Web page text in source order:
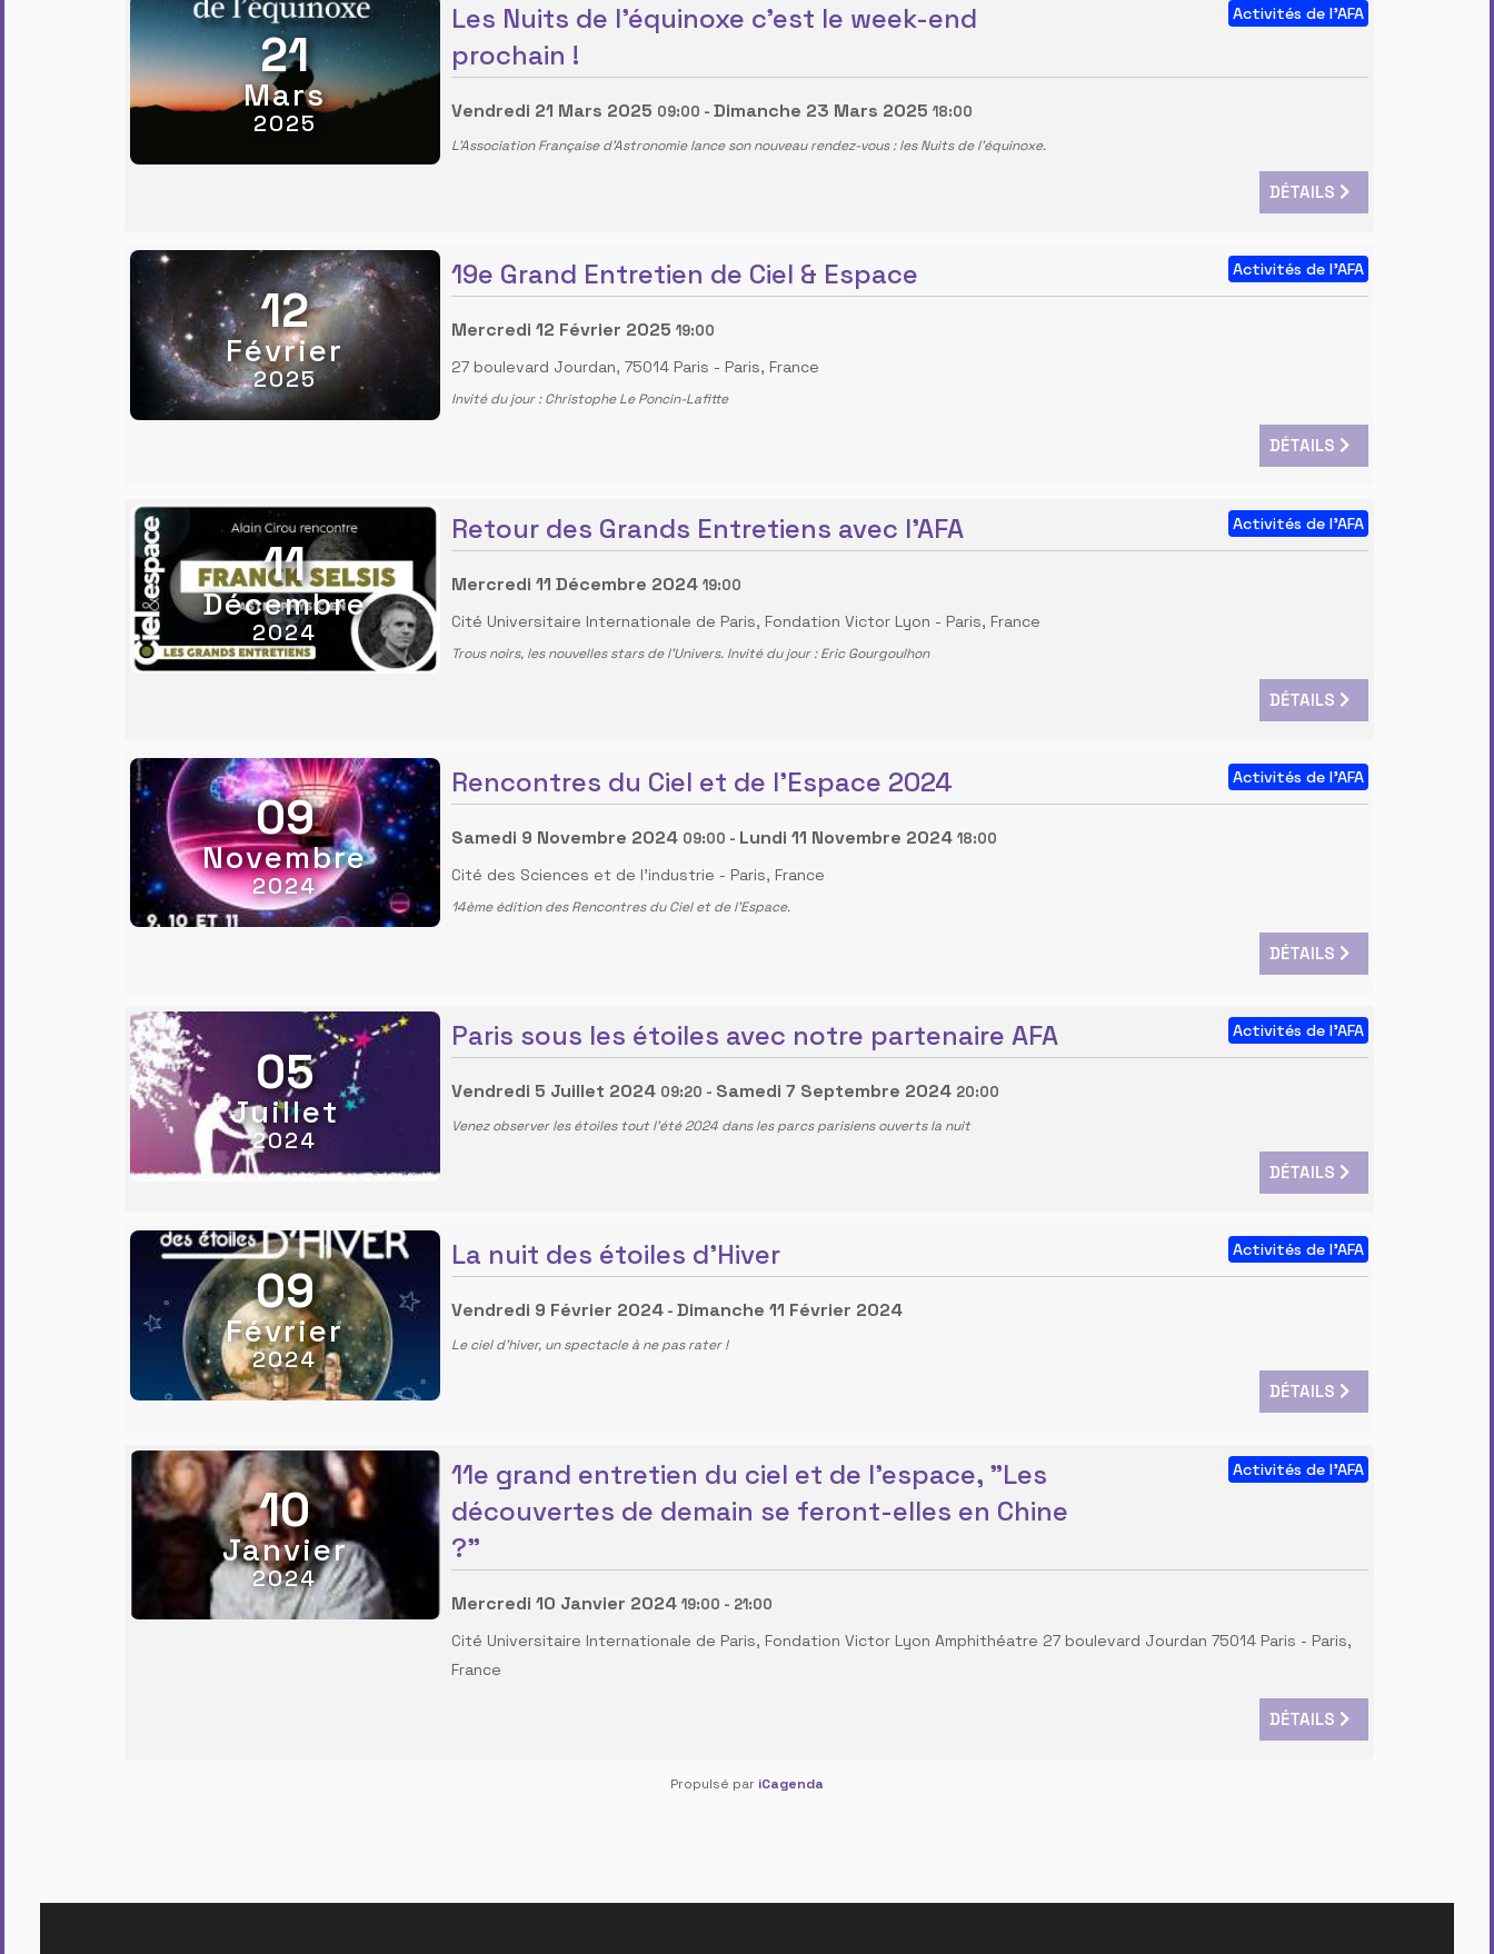
21
Mars
2025
Les Nuits de l'équinoxe c'est le week-end
prochain !
Activités de l'AFA
Vendredi 21 Mars 2025 09:00 - Dimanche 23 Mars 2025 18:00
L'Association Française d'Astronomie lance son nouveau rendez-vous : les Nuits de l'équinoxe.
DÉTAILS
12
Février
2025
19e Grand Entretien de Ciel & Espace Activités de l'AFA
Mercredi 12 Février 2025 19:00
27 boulevard Jourdan, 75014 Paris - Paris, France
Invité du jour : Christophe Le Poncin-Lafitte
DÉTAILS
11
Décembre
2024
Retour des Grands Entretiens avec l'AFA Activités de l'AFA
Mercredi 11 Décembre 2024 19:00
Cité Universitaire Internationale de Paris, Fondation Victor Lyon - Paris, France
Trous noirs, les nouvelles stars de l’Univers. Invité du jour : Eric Gourgoulhon
DÉTAILS
09
Novembre
2024
Rencontres du Ciel et de l'Espace 2024 Activités de l'AFA
Samedi 9 Novembre 2024 09:00 - Lundi 11 Novembre 2024 18:00
Cité des Sciences et de l'industrie - Paris, France
14ème édition des Rencontres du Ciel et de l’Espace.
DÉTAILS
05
Juillet
2024
Paris sous les étoiles avec notre partenaire AFA Activités de l'AFA
Vendredi 5 Juillet 2024 09:20 - Samedi 7 Septembre 2024 20:00
Venez observer les étoiles tout l’été 2024 dans les parcs parisiens ouverts la nuit
DÉTAILS
09
Février
2024
La nuit des étoiles d'Hiver Activités de l'AFA
Vendredi 9 Février 2024- Dimanche 11 Février 2024
Le ciel d'hiver, un spectacle à ne pas rater !
DÉTAILS
10
Janvier
2024
11e grand entretien du ciel et de l'espace, "Les
découvertes de demain se feront-elles en Chine
?"
Activités de l'AFA
Mercredi 10 Janvier 2024 19:00 - 21:00
Cité Universitaire Internationale de Paris, Fondation Victor Lyon Amphithéatre 27 boulevard Jourdan 75014 Paris - Paris,
France
DÉTAILS
Propulsé par iCagenda